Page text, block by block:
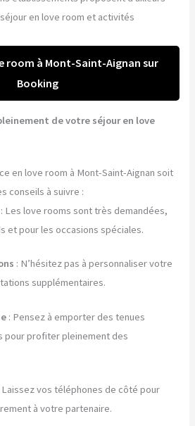
en love room et activités
room à Mont-Saint-Aignan sur
Booking
de votre séjour en love
en love room à Mont-Saint-Aignan soit
conseils à suivre :
: Les love rooms sont très demandées,
et pour les occasions spéciales.
: N’hésitez pas à personnaliser votre
supplémentaires.
: Pensez à emporter des tenues
pour profiter pleinement des
Laissez vos téléphones de côté pour
à votre partenaire.